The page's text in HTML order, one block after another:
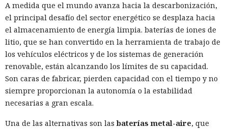
A medida que el mundo avanza hacia la descarbonización,
el principal desafío del sector energético se desplaza hacia
el almacenamiento de energía limpia. baterías de iones de
litio, que se han convertido en la herramienta de trabajo de
los vehículos eléctricos y de los sistemas de generación
renovable, están alcanzando los límites de su capacidad.
Son caras de fabricar, pierden capacidad con el tiempo y no
siempre proporcionan la autonomía o la estabilidad
necesarias a gran escala.
Una de las alternativas son lasbaterías metal-aire, que